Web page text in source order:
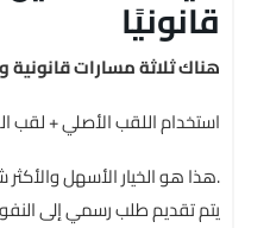
قانونيًا
هناك ثلاثة مسارات
استخدام اللقب الأصلي + لقب
هذا هو الخيار الأسهل والأكثر شيوعًا.
يتم تقديم طلب رسمي إلى